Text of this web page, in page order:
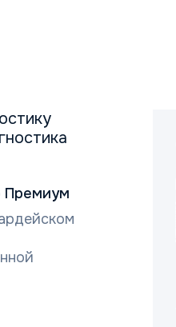
Премиум